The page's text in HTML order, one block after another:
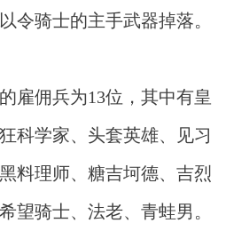
令骑士的主手武器掉落。
雇佣兵为13位，其中有皇
科学家、头套英雄、见习
料理师、糖吉坷德、吉烈
望骑士、法老、青蛙男。